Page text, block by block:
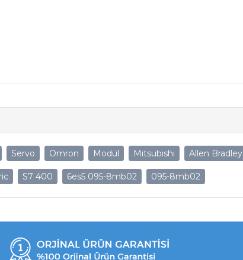
Servo Omron Modül Mıtsubıshı Allen Bradley
S7 400 6es5 095-8mb02 095-8mb02